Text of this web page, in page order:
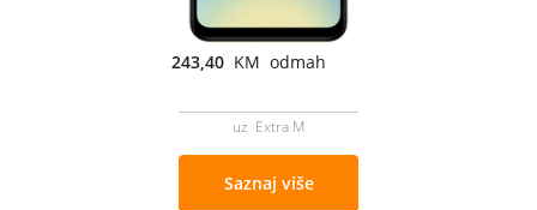
243,40 KM odmah
uz Extra M
Saznaj više